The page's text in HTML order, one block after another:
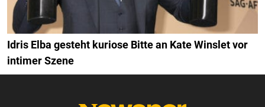
Idris Elba gesteht kuriose Bitte an Kate Winslet vor
intimer Szene